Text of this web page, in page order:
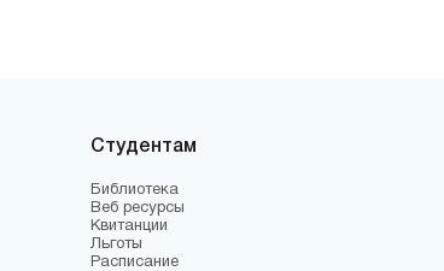
Студентам
Библиотека
Веб ресурсы
Квитанции
Льготы
Расписание